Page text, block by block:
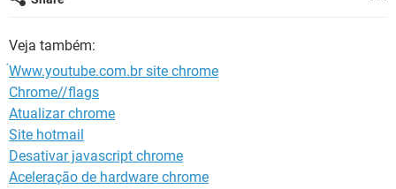
Veja também:
́Www.youtube.com.br site chrome
Chrome//flags
Atualizar chrome
Site hotmail
Desativar javascript chrome
Aceleração de hardware chrome